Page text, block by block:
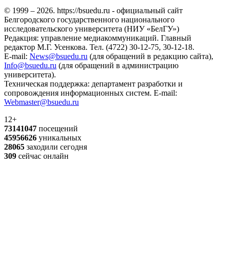
© 1999 – 2026. https://bsuedu.ru - официальный сайт
Белгородского государственного национального
исследовательского университета (НИУ «БелГУ»)
Редакция: управление медиакоммуникаций. Главный
редактор М.Г. Усенкова. Тел. (4722) 30-12-75, 30-12-18.
E-mail: News@bsuedu.ru (для обращений в редакцию сайта),
Info@bsuedu.ru (для обращений в администрацию
университета).
Техническая поддержка: департамент разработки и
сопровождения информационных систем. E-mail:
Webmaster@bsuedu.ru
12+
73141047 посещений
45956626 уникальных
28065 заходили сегодня
309 сейчас онлайн